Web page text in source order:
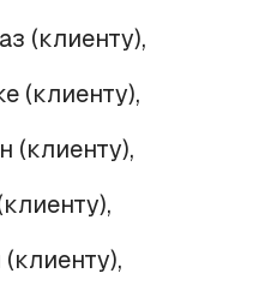
(клиенту),
(клиенту),
(клиенту),